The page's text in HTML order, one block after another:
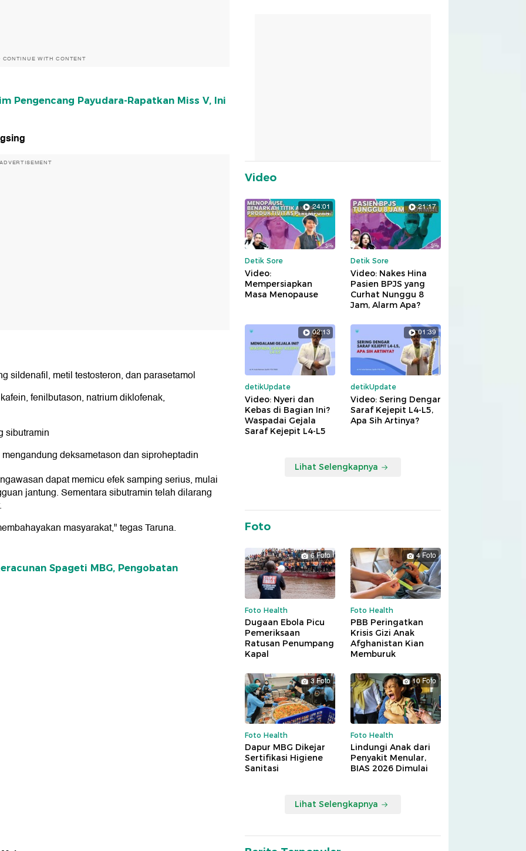
CONTINUE WITH CONTENT
Pengencang Payudara-Rapatkan Miss V, Ini
ADVERTISEMENT
sildenafil, metil testosteron, dan parasetamol
fenilbutason, natrium diklofenak,
sibutramin
deksametason dan siproheptadin
dapat memicu efek samping serius, mulai
jantung. Sementara sibutramin telah dilarang
masyarakat," tegas Taruna.
Spageti MBG, Pengobatan
Video
24:01
Detik Sore
Video:
Mempersiapkan
Masa Menopause
21:17
Detik Sore
Video: Nakes Hina
Pasien BPJS yang
Curhat Nunggu 8
Jam, Alarm Apa?
02:13
detikUpdate
Video: Nyeri dan
Kebas di Bagian Ini?
Waspadai Gejala
Saraf Kejepit L4-L5
01:39
detikUpdate
Video: Sering Dengar
Saraf Kejepit L4-L5,
Apa Sih Artinya?
Lihat Selengkapnya
Foto
6 Foto
Foto Health
Dugaan Ebola Picu
Pemeriksaan
Ratusan Penumpang
Kapal
4 Foto
Foto Health
PBB Peringatkan
Krisis Gizi Anak
Afghanistan Kian
Memburuk
3 Foto
Foto Health
Dapur MBG Dikejar
Sertifikasi Higiene
Sanitasi
10 Foto
Foto Health
Lindungi Anak dari
Penyakit Menular,
BIAS 2026 Dimulai
Lihat Selengkapnya